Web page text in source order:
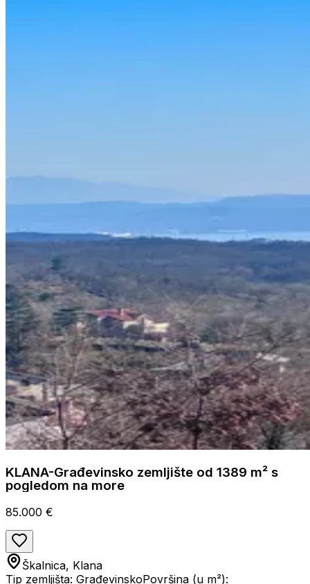
KLANA-Građevinsko zemljište od 1389 m² s
pogledom na more
85.000 €
Škalnica, Klana
Tip zemljišta: GrađevinskoPovršina (u m²):